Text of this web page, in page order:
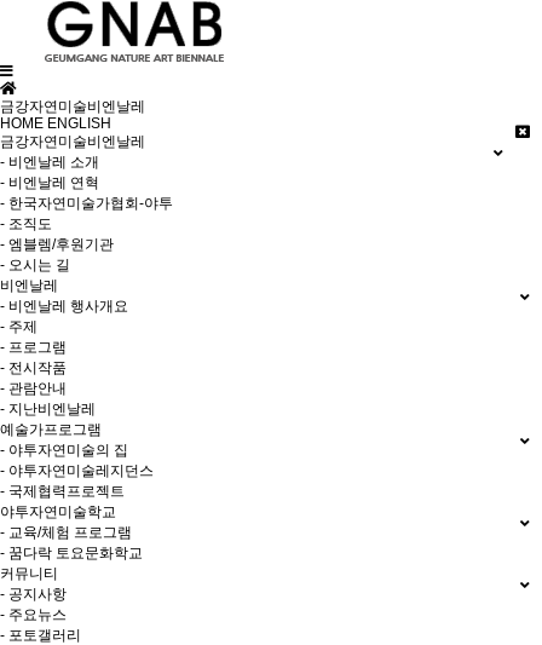
금강자연미술비엔날레
HOME ENGLISH
금강자연미술비엔날레
- 비엔날레 소개
- 비엔날레 연혁
- 한국자연미술가협회-야투
- 조직도
- 엠블렘/후원기관
- 오시는 길
비엔날레
- 비엔날레 행사개요
- 주제
- 프로그램
- 전시작품
- 관람안내
- 지난비엔날레
예술가프로그램
- 야투자연미술의 집
- 야투자연미술레지던스
- 국제협력프로젝트
야투자연미술학교
- 교육/체험 프로그램
- 꿈다락 토요문화학교
커뮤니티
- 공지사항
- 주요뉴스
- 포토갤러리